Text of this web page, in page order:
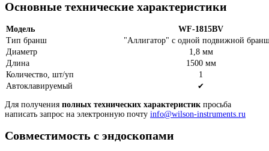
Основные технические характеристики
Модель
WF-1815BV
Тип бранш
"Аллигатор" с одной подвижной
Диаметр
1,8 мм
Длина
1500 мм
Количество, шт/уп
1
Автоклавируемый
✔
Для получения полных технических характеристик просьба
написать запрос на электронную почту info@wilson-instruments.ru
Совместимость с эндоскопами